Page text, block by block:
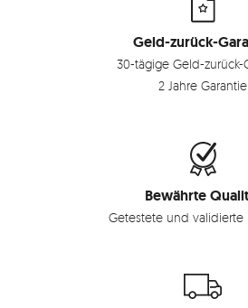
Geld-zurück-
30-tägige Geld-zurück-
2 Jahre Garantie
Bewährte
Getestete und validierte